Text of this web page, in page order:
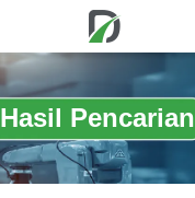
Hasil Pencarian